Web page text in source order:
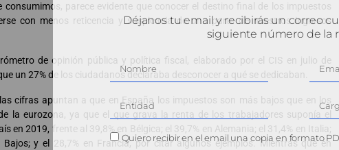
consumimos, parece evidente que conocer el destino final de los impuestos
con menos reticencia y suspicacia de una parte de nuestros ingresos
de opinión pública y política fiscal, elaborado por el CIS en julio de
un 27% de los ciudadanos declaraba desconocer a qué se dedicaban.
cifras apuntan a que en España los impuestos son más bajos que en los
la eurozona, ya que el que grava la renta de los trabajadores suponía el
en 2019, frente al 39,8% en Bélgica; el 39,7% en Alemania; el 31,4% en Italia;
Bajos; y el 28,7% en Francia, por citar algunos ejemplos. Mientras que en
Déjanos tu email y recibirás un correo
siguiente número de la
Quiero recibir en el email una copia en formato